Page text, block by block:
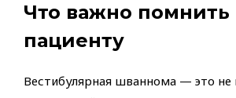
Что важно помнить
пациенту
Вестибулярная шваннома — это не